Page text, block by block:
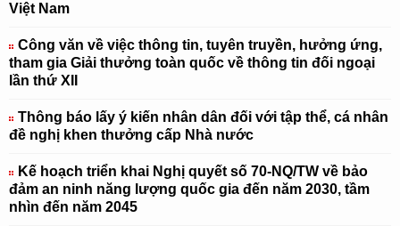
Việt Nam
Công văn về việc thông tin, tuyên truyền, hưởng ứng,
tham gia Giải thưởng toàn quốc về thông tin đối ngoại
lần thứ XII
Thông báo lấy ý kiến nhân dân đối với tập thể, cá nhân
đề nghị khen thưởng cấp Nhà nước
Kế hoạch triển khai Nghị quyết số 70-NQ/TW về bảo
đảm an ninh năng lượng quốc gia đến năm 2030, tầm
nhìn đến năm 2045